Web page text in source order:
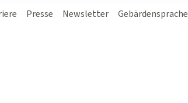
Presse Newsletter Gebärdensprache